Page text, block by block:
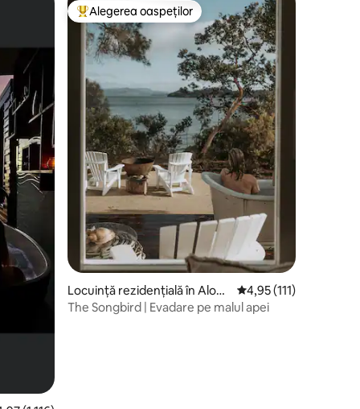
oaspețilorLocuință din topul categoriei Alegerea oaspeților
Alegerea oaspeților
Locuință rezidențială în Alonn
ah
Scor mediu de 4,95
4,95 (111)
The Songbird | Evadare pe malul apei